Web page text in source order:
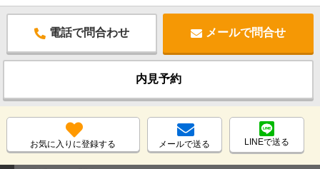
電話で問合わせ メールで問合せ
内見予約
お気に入りに登録する メールで送る LINEで送る